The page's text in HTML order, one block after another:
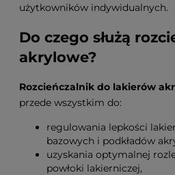
użytkowników indywidualnych.
Do czego służą
akrylowe?
Rozcieńczalnik do lakierów
przede wszystkim do:
regulowania lepkości
bazowych i podkładów
uzyskania optymalnej
powłoki lakierniczej,